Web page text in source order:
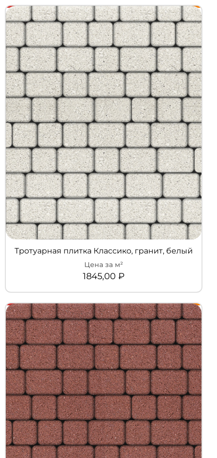
Тротуарная плитка Классико, гранит, белый
1845,00 ₽